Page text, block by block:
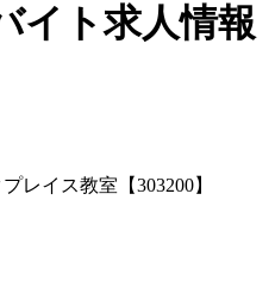
イト求人情報
レイス教室【303200】